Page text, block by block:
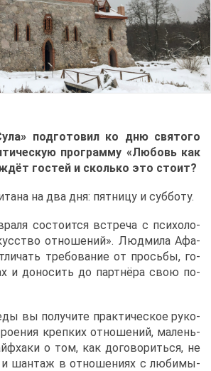
под­го­то­вил ко дню свя­то­го
про­грам­му «Лю­бовь как
го­стей и сколь­ко это сто­ит?
на два дня: пят­ни­цу и суб­бо­ту.
со­сто­ит­ся встре­ча с пси­хо­ло­
от­но­ше­ний». Люд­ми­ла Афа­
тре­бо­ва­ние от прось­бы, го­
и до­но­сить до парт­нё­ра свою по­
вы по­лу­чи­те прак­ти­че­ское ру­ко­
креп­ких от­но­ше­ний, ма­лень­
о том, как до­го­во­рить­ся, не
и шан­таж в от­но­ше­ни­ях с лю­би­мы­